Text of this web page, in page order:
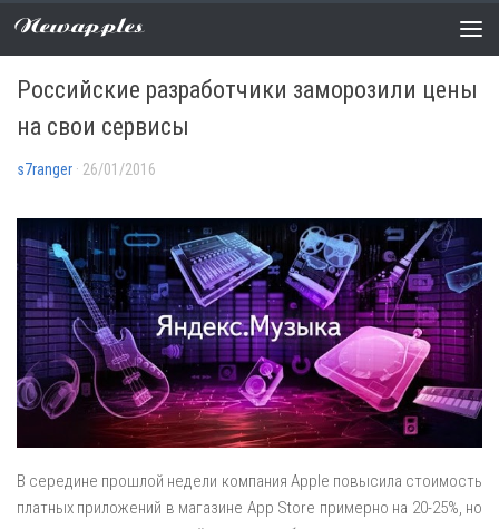
Newapples
НОВОСТИ 0 COMMENTS
Российские разработчики заморозили цены
на свои сервисы
s7ranger · 26/01/2016
В середине прошлой недели компания Apple повысила стоимость
платных приложений в магазине App Store примерно на 20-25%, но